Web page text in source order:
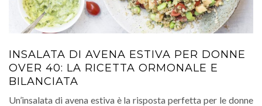
INSALATA DI AVENA ESTIVA PER DONNE
OVER 40: LA RICETTA ORMONALE E
BILANCIATA
Un’insalata di avena estiva è la risposta perfetta per le donne